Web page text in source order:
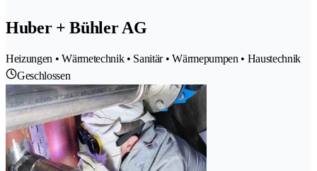
Huber + Bühler AG
Heizungen • Wärmetechnik • Sanitär • Wärmepumpen • Haustechnik
Geschlossen